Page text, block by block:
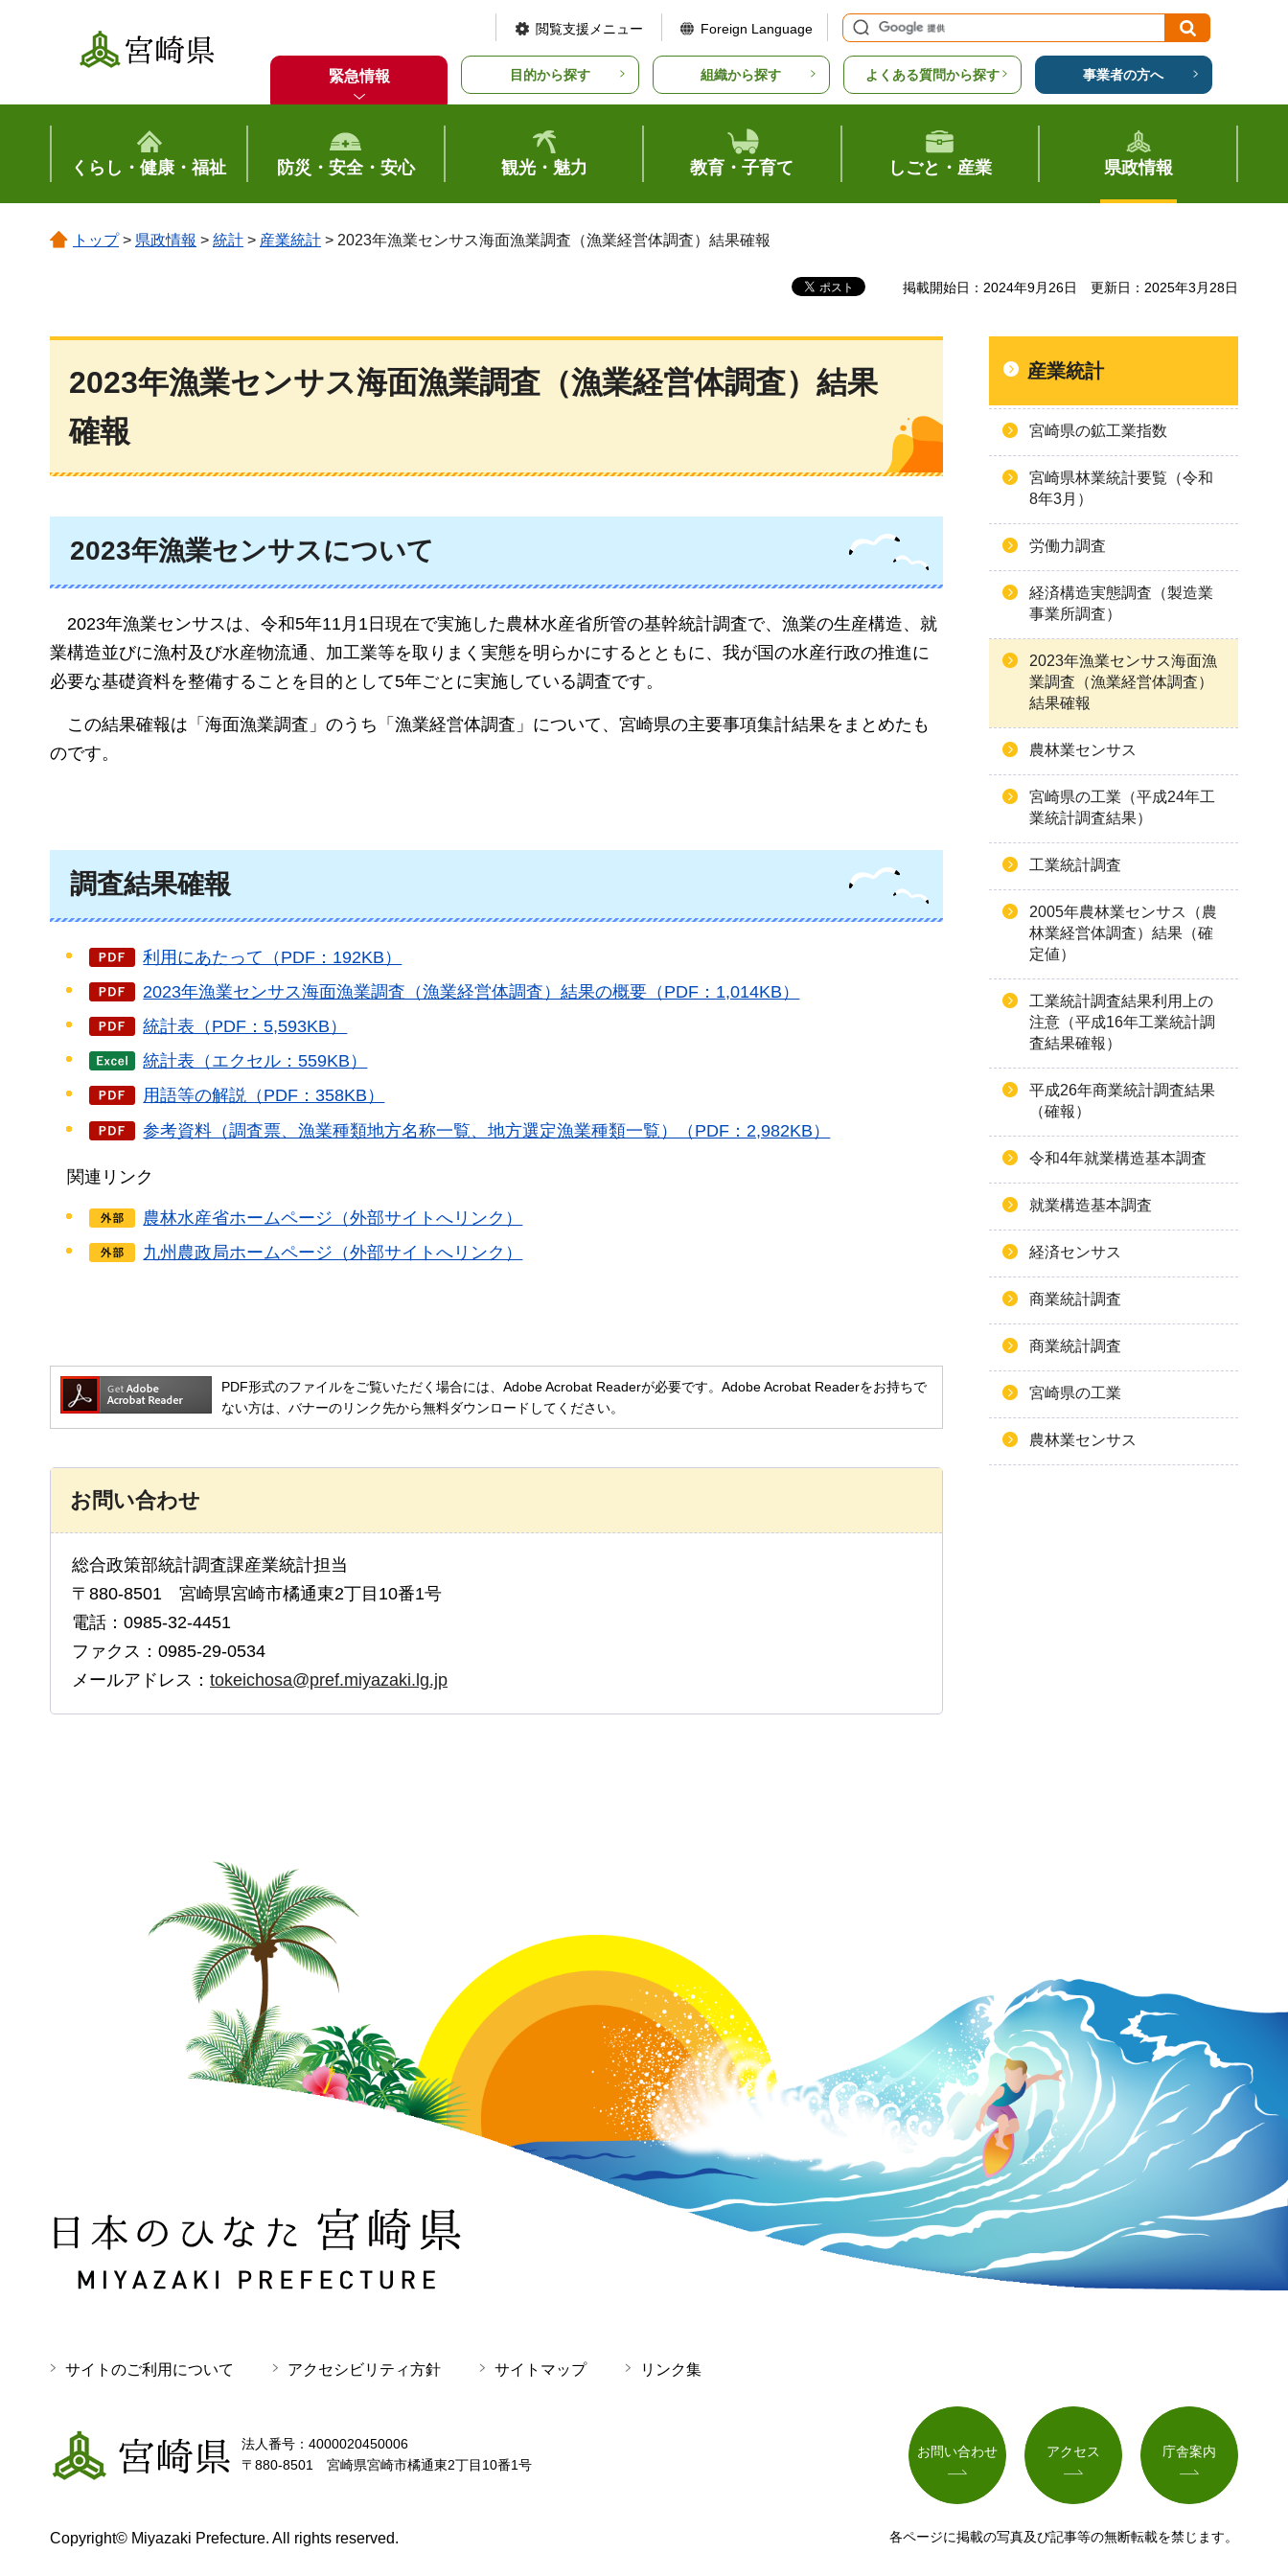
宮崎県
閲覧支援メニュー Foreign Language
緊急情報 目的から探す 組織から探す よくある質問から探す 事業者の方へ
くらし・健康・福祉 防災・安全・安心 観光・魅力 教育・子育て しごと・産業 県政情報
トップ> 県政情報 > 統計 > 産業統計 > 2023年漁業センサス海面漁業調査（漁業経営体調査）結果確報
掲載開始日：2024年9月26日 更新日：2025年3月28日
2023年漁業センサス海面漁業調査（漁業経営体調査）結果
確報
2023年漁業センサスについて
2023年漁業センサスは、令和5年11月1日現在で実施した農林水産省所管の基幹統計調査で、漁業の生産構造、就
業構造並びに漁村及び水産物流通、加工業等を取りまく実態を明らかにするとともに、我が国の水産行政の推進に
必要な基礎資料を整備することを目的として5年ごとに実施している調査です。
この結果確報は「海面漁業調査」のうち「漁業経営体調査」について、宮崎県の主要事項集計結果をまとめたも
のです。
調査結果確報
利用にあたって（PDF：192KB）
2023年漁業センサス海面漁業調査（漁業経営体調査）結果の概要（PDF：1,014KB）
統計表（PDF：5,593KB）
統計表（エクセル：559KB）
用語等の解説（PDF：358KB）
参考資料（調査票、漁業種類地方名称一覧、地方選定漁業種類一覧）（PDF：2,982KB）
関連リンク
農林水産省ホームページ（外部サイトへリンク）
九州農政局ホームページ（外部サイトへリンク）
PDF形式のファイルをご覧いただく場合には、Adobe Acrobat Readerが必要です。Adobe Acrobat Readerをお持ちで
ない方は、バナーのリンク先から無料ダウンロードしてください。
お問い合わせ
総合政策部統計調査課産業統計担当
〒880-8501 宮崎県宮崎市橘通東2丁目10番1号
電話：0985-32-4451
ファクス：0985-29-0534
メールアドレス： tokeichosa@pref.miyazaki.lg.jp
産業統計
宮崎県の鉱工業指数
宮崎県林業統計要覧（令和
8年3月）
労働力調査
経済構造実態調査（製造業
事業所調査）
2023年漁業センサス海面漁
業調査（漁業経営体調査）
結果確報
農林業センサス
宮崎県の工業（平成24年工
業統計調査結果）
工業統計調査
2005年農林業センサス（農
林業経営体調査）結果（確
定値）
工業統計調査結果利用上の
注意（平成16年工業統計調
査結果確報）
平成26年商業統計調査結果
（確報）
令和4年就業構造基本調査
就業構造基本調査
経済センサス
商業統計調査
商業統計調査
宮崎県の工業
農林業センサス
日本のひなた 宮崎県 MIYAZAKI PREFECTURE
サイトのご利用について アクセシビリティ方針 サイトマップ リンク集
宮崎県
法人番号：4000020450006
〒880-8501 宮崎県宮崎市橘通東2丁目10番1号
お問い合わせ アクセス 庁舎案内
Copyright© Miyazaki Prefecture. All rights reserved. 各ページに掲載の写真及び記事等の無断転載を禁じます。